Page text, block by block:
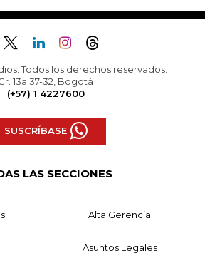
Todos los derechos reservados.
13a 37-32, Bogotá
(+57) 1 4227600
SUSCRÍBASE
LAS SECCIONES
Alta Gerencia
Asuntos Legales